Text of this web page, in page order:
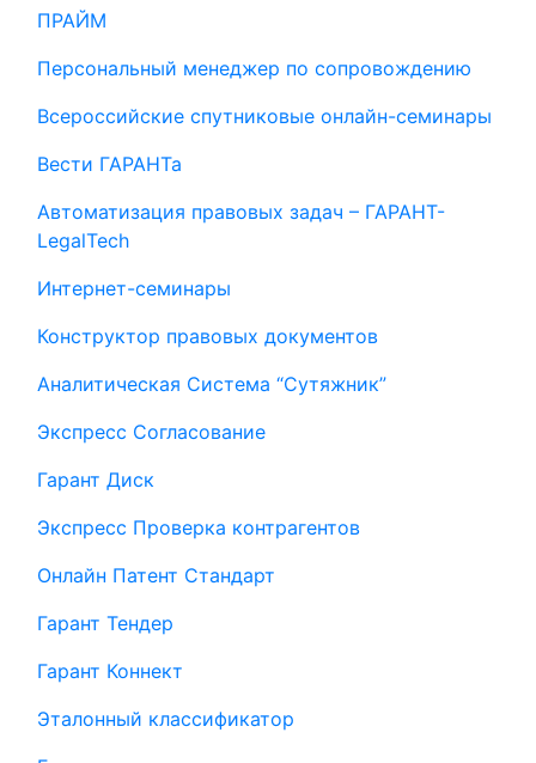
ПРАЙМ
Персональный менеджер по сопровождению
Всероссийские спутниковые онлайн-семинары
Вести ГАРАНТа
Автоматизация правовых задач – ГАРАНТ-
LegalTech
Интернет-семинары
Конструктор правовых документов
Аналитическая Система “Сутяжник”
Экспресс Согласование
Гарант Диск
Экспресс Проверка контрагентов
Онлайн Патент Стандарт
Гарант Тендер
Гарант Коннект
Эталонный классификатор